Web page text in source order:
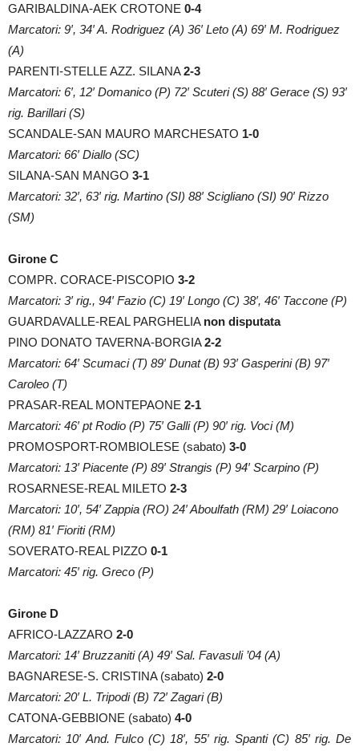
GARIBALDINA-AEK CROTONE 0-4
Marcatori: 9′, 34′ A. Rodriguez (A) 36′ Leto (A) 69′ M. Rodriguez
(A)
PARENTI-STELLE AZZ. SILANA2-3
Marcatori: 6′, 12′ Domanico (P) 72′ Scuteri (S) 88′ Gerace (S) 93′
rig. Barillari (S)
SCANDALE-SAN MAURO MARCHESATO 1-0
Marcatori: 66′ Diallo (SC)
SILANA-SAN MANGO 3-1
Marcatori: 32′, 63′ rig. Martino (SI) 88′ Scigliano (SI) 90′ Rizzo
(SM)
Girone C
COMPR. CORACE-PISCOPIO 3-2
Marcatori: 3′ rig., 94′ Fazio (C) 19′ Longo (C) 38′, 46′ Taccone (P)
GUARDAVALLE-REAL PARGHELIA non disputata
PINO DONATO TAVERNA-BORGIA2-2
Marcatori: 64′ Scumaci (T) 89′ Dunat (B) 93′ Gasperini (B) 97′
Caroleo (T)
PRASAR-REAL MONTEPAONE 2-1
Marcatori: 46′ pt Rodio (P) 75′ Galli (P) 90′ rig. Voci (M)
PROMOSPORT-ROMBIOLESE (sabato) 3-0
Marcatori: 13′ Piacente (P) 89′ Strangis (P) 94′ Scarpino (P)
ROSARNESE-REAL MILETO 2-3
Marcatori: 10′, 54′ Zappia (RO) 24′ Aboulfath (RM) 29′ Loiacono
(RM) 81′ Fioriti (RM)
SOVERATO-REAL PIZZO 0-1
Marcatori: 45′ rig. Greco (P)
Girone D
AFRICO-LAZZARO 2-0
Marcatori: 14′ Bruzzaniti (A) 49′ Sal. Favasuli ’04 (A)
BAGNARESE-S. CRISTINA (sabato) 2-0
Marcatori: 20′ L. Tripodi (B) 72′ Zagari (B)
CATONA-GEBBIONE (sabato) 4-0
Marcatori: 10′ And. Fulco (C) 18′, 55′ rig. Spanti (C) 85′ rig. De